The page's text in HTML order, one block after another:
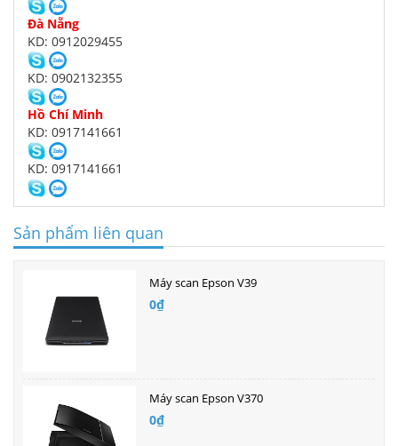
Đà Nẵng
KD: 0912029455
KD: 0902132355
Hồ Chí Minh
KD: 0917141661
KD: 0917141661
Sản phẩm liên quan
Máy scan Epson V39
0₫
Máy scan Epson V370
0₫